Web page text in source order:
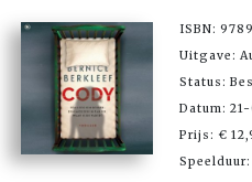
ISBN:
Uitgave:
Status:
Datum:
Prijs: €